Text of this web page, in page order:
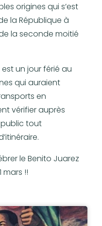
origines qui s’est
la République à
la seconde moitié
un jour férié au
qui auraient
en
vérifier auprès
tout
le Benito Juarez
mars !!